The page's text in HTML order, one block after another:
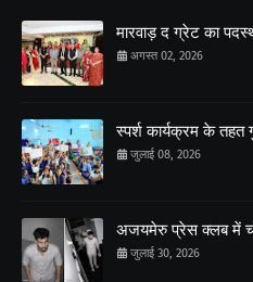
मारवाड़ द ग्रेट का
अगस्त 02, 2026
स्पर्श कार्यक्रम के
जुलाई 08, 2026
अजयमेरु प्रेस क्लब में
जुलाई 30, 2026